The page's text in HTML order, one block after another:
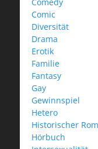
Comic
Diversität
Drama
Erotik
Familie
Fantasy
Gay
Gewinnspiel
Hetero
Historischer
Hörbuch